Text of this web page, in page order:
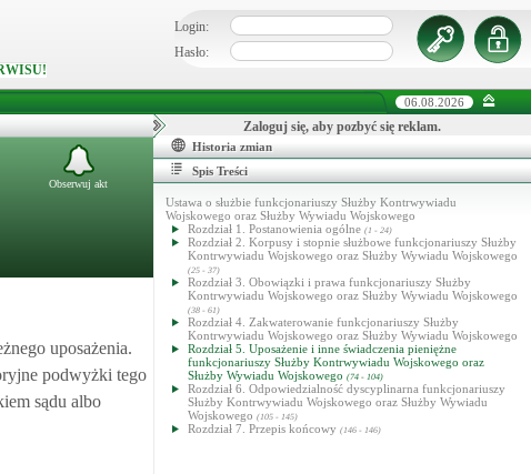
Login:
Hasło:
06.08.2026
Obserwuj akt
uposażenia.
podwyżki tego
sądu albo
Zaloguj się, aby pozbyć się reklam.
Historia zmian
Spis Treści
Ustawa o służbie funkcjonariuszy Służby Kontrwywiadu
Wojskowego oraz Służby Wywiadu Wojskowego
Rozdział 1. Postanowienia ogólne (1 - 24)
Rozdział 2. Korpusy i stopnie służbowe funkcjonariuszy Służby
Kontrwywiadu Wojskowego oraz Służby Wywiadu Wojskowego
(25 - 37)
Rozdział 3. Obowiązki i prawa funkcjonariuszy Służby
Kontrwywiadu Wojskowego oraz Służby Wywiadu Wojskowego
(38 - 61)
Rozdział 4. Zakwaterowanie funkcjonariuszy Służby
Kontrwywiadu Wojskowego oraz Służby Wywiadu Wojskowego
Rozdział 5. Uposażenie i inne świadczenia pieniężne
funkcjonariuszy Służby Kontrwywiadu Wojskowego oraz
Służby Wywiadu Wojskowego (74 - 104)
Rozdział 6. Odpowiedzialność dyscyplinarna funkcjonariuszy
Służby Kontrwywiadu Wojskowego oraz Służby Wywiadu
Wojskowego (105 - 145)
Rozdział 7. Przepis końcowy (146 - 146)